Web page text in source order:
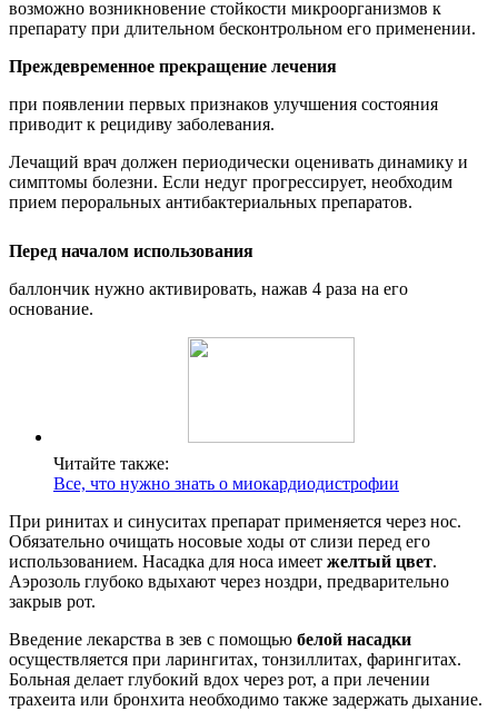
возможно возникновение стойкости микроорганизмов к
препарату при длительном бесконтрольном его применении.
Преждевременное прекращение лечения
при появлении первых признаков улучшения состояния
приводит к рецидиву заболевания.
Лечащий врач должен периодически оценивать динамику и
симптомы болезни. Если недуг прогрессирует, необходим
прием пероральных антибактериальных препаратов.
Перед началом использования
баллончик нужно активировать, нажав 4 раза на его
основание.
Читайте также:
Все, что нужно знать о миокардиодистрофии
При ринитах и синуситах препарат применяется через нос.
Обязательно очищать носовые ходы от слизи перед его
использованием. Насадка для носа имеет желтый цвет.
Аэрозоль глубоко вдыхают через ноздри, предварительно
закрыв рот.
Введение лекарства в зев с помощью белой насадки
осуществляется при ларингитах, тонзиллитах, фарингитах.
Больная делает глубокий вдох через рот, а при лечении
трахеита или бронхита необходимо также задержать дыхание.